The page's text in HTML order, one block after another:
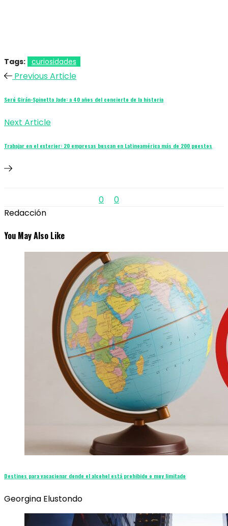
Tags: curiosidades
Previous Article
Serú Girán-Spinetta Jade: a 40 años del concierto de la historia
Next Article
Trabajar en el exterior: 20 empresas buscan en Latinoamérica más de 200 puestos
0
0
Redacción
You May Also Like
Destinos para vacacionar donde el alcohol está prohibido o muy limitado
Georgina Elustondo